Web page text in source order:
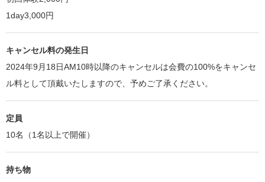
1day3,000円
キャンセル料の発生日
2024年9月18日AM10時以降のキャンセルは会費の100%をキャンセ
ル料として頂戴いたしますので、予めご了承ください。
定員
10名（1名以上で開催）
持ち物